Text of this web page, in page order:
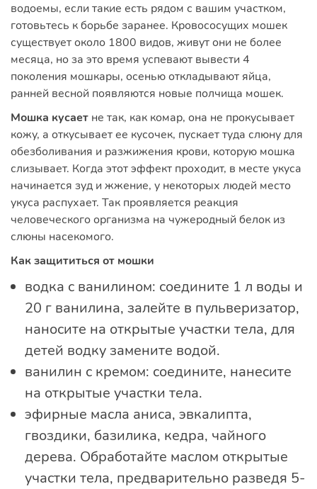
водоемы, если такие есть рядом с вашим участком,
готовьтесь к борьбе заранее. Кровососущих мошек
существует около 1800 видов, живут они не более
месяца, но за это время успевают вывести 4
поколения мошкары, осенью откладывают яйца,
ранней весной появляются новые полчища мошек.
Мошка кусает не так, как комар, она не прокусывает
кожу, а откусывает ее кусочек, пускает туда слюну для
обезболивания и разжижения крови, которую мошка
слизывает. Когда этот эффект проходит, в месте укуса
начинается зуд и жжение, у некоторых людей место
укуса распухает. Так проявляется реакция
человеческого организма на чужеродный белок из
слюны насекомого.
Как защититься от мошки
водка с ванилином: соедините 1 л воды и
20 г ванилина, залейте в пульверизатор,
наносите на открытые участки тела, для
детей водку замените водой.
ванилин с кремом: соедините, нанесите
на открытые участки тела.
эфирные масла аниса, эвкалипта,
гвоздики, базилика, кедра, чайного
дерева. Обработайте маслом открытые
участки тела, предварительно разведя 5-